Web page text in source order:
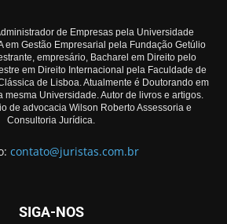
de Empresas pela Universidade
em Gestão Empresarial pela Fundação Getúlio
empresário, Bacharel em Direito pelo
em Direito Internacional pela Faculdade de
de Lisboa. Atualmente é Doutorando em
mesma Universidade. Autor de livros e artigos.
de advocacia Wilson Roberto Assessoria e
Consultoria Jurídica.
contato@juristas.com.br
SIGA-NOS